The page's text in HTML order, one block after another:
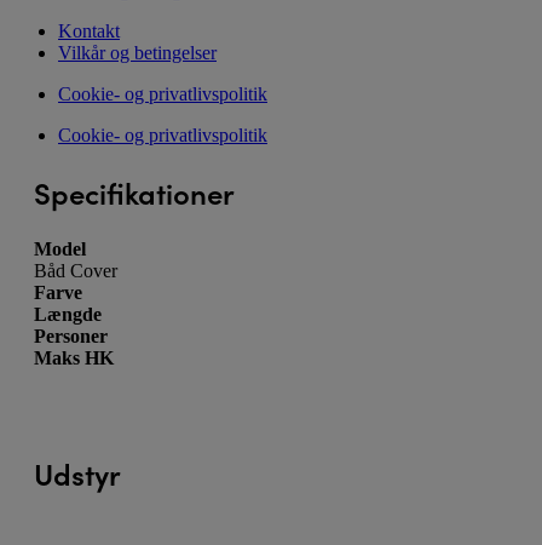
Kontakt
Vilkår og betingelser
Cookie- og privatlivspolitik
Cookie- og privatlivspolitik
Specifikationer
Model
Båd Cover
Farve
Længde
Personer
Maks HK
Udstyr